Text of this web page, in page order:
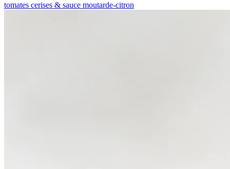
tomates cerises & sauce moutarde-citron